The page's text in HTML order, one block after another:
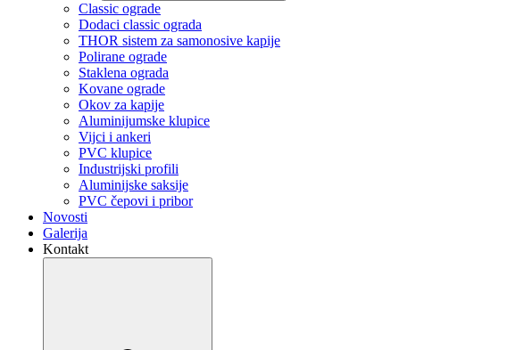
Classic ograde
Dodaci classic ograda
THOR sistem za samonosive kapije
Polirane ograde
Staklena ograda
Kovane ograde
Okov za kapije
Aluminijumske klupice
Vijci i ankeri
PVC klupice
Industrijski profili
Aluminijske saksije
PVC čepovi i pribor
Novosti
Galerija
Kontakt